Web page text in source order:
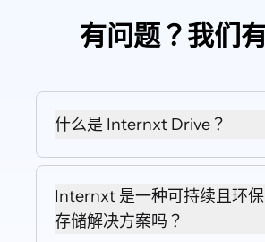
有问题？我们
什么是 Internxt Drive？
Internxt Drive 是一种零知识文
服务，专为绝对隐私和严格安全
建。我们的服务不会访问您的个人
据或文件。相反，它旨在让您重新
Internxt 是一种可持续且环
存储解决方案吗？